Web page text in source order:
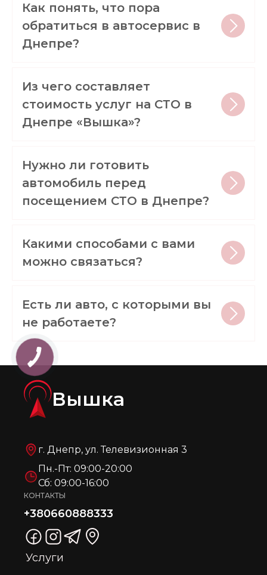
Как понять, что пора
обратиться в автосервис в
Днепре?
Из чего составляет
стоимость услуг на СТО в
Днепре «Вышка»?
Нужно ли готовить
автомобиль перед
посещением СТО в Днепре?
Какими способами с вами
можно связаться?
Есть ли авто, с которыми вы
не работаете?
Вышка
г. Днепр, ул. Телевизионная 3
Пн.-Пт: 09:00-20:00
Сб: 09:00-16:00
КОНТАКТЫ
+380660888333
Услуги